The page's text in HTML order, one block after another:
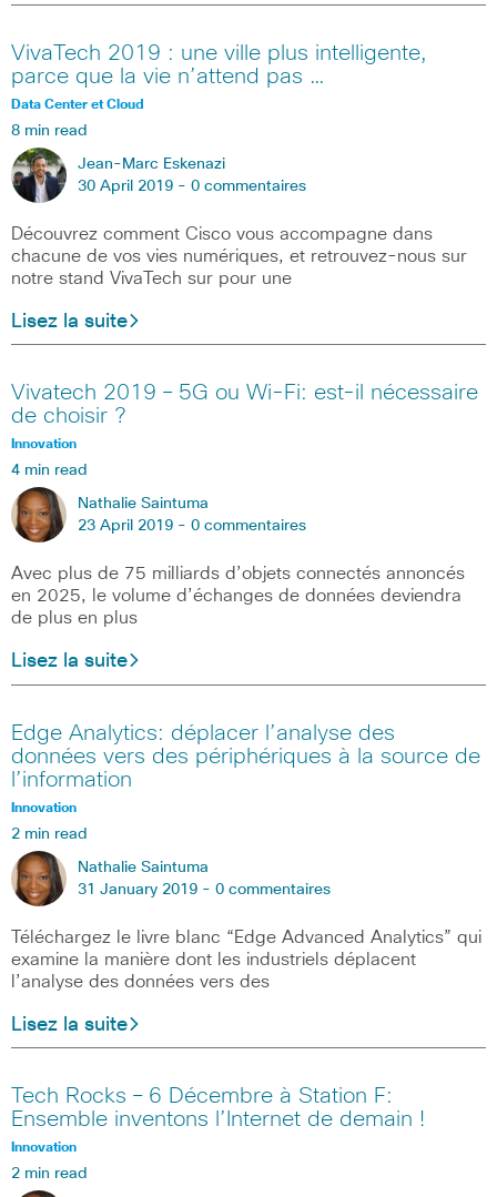
VivaTech 2019 : une ville plus intelligente,
parce que la vie n’attend pas …
Data Center et Cloud
8 min read
Jean-Marc Eskenazi
30 April 2019 - 0 commentaires
Découvrez comment Cisco vous accompagne dans
chacune de vos vies numériques, et retrouvez-nous sur
notre stand VivaTech sur pour une
Lisez la suite
Vivatech 2019 – 5G ou Wi-Fi: est-il nécessaire
de choisir ?
Innovation
4 min read
Nathalie Saintuma
23 April 2019 - 0 commentaires
Avec plus de 75 milliards d’objets connectés annoncés
en 2025, le volume d’échanges de données deviendra
de plus en plus
Lisez la suite
Edge Analytics: déplacer l’analyse des
données vers des périphériques à la source de
l’information
Innovation
2 min read
Nathalie Saintuma
31 January 2019 - 0 commentaires
Téléchargez le livre blanc “Edge Advanced Analytics” qui
examine la manière dont les industriels déplacent
l’analyse des données vers des
Lisez la suite
Tech Rocks – 6 Décembre à Station F:
Ensemble inventons l’Internet de demain !
Innovation
2 min read